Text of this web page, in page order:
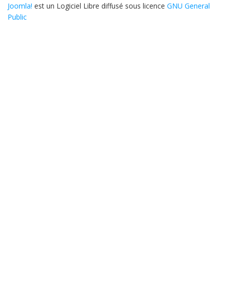
Joomla! est un Logiciel Libre diffusé sous licence GNU General
Public